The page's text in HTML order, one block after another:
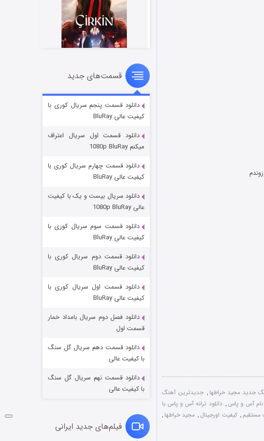
جدید مجید خراطها , جدیدترین آهنگ
نام آس و پاس , دانلود ترانه آس و پاس با
مستقیم , کیفیت اورجینال , مجید خراطها ,
سریال زشت
قسمت2 (زیرنویس) منتشر شد
مردگان متحرک: شهر مرده ۳
شکست استوارت در نجات جهان
قسمت 7 (زیرنویس) منتشر شد
قسمت‌های جدید
دانلود قسمت پنجم سریال کوری با
کیفیت عالی BluRay
دانلود قسمت اول سریال اعتراف
میکنم 1080p BluRay
دانلود قسمت چهارم سریال کوری با
کیفیت عالی BluRay
دانلود سریال بیست و یک با کیفیت
عالی 1080p BluRay
دانلود قسمت سوم سریال کوری با
کیفیت عالی BluRay
دانلود قسمت دوم سریال کوری با
کیفیت عالی BluRay
دانلود قسمت اول سریال کوری با
کیفیت عالی BluRay
دانلود فصل دوم سریال بامداد خمار
قسمت اول
دانلود قسمت دهم سریال گل سنگ
با کیفیت عالی
دانلود قسمت نهم سریال گل سنگ
با کیفیت عالی
فیلم‌های جدید ایرانی